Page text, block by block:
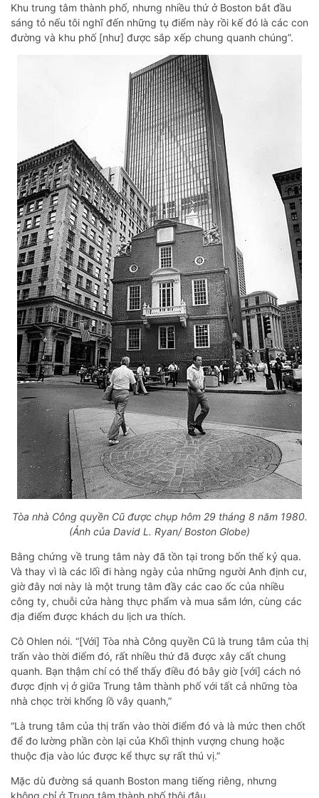
Khu trung tâm thành phố, nhưng nhiều thứ ở Boston bắt đầu
sáng tỏ nếu tôi nghĩ đến những tụ điểm này rồi kế đó là các con
đường và khu phố [như] được sắp xếp chung quanh chúng”.
Tòa nhà Công quyền Cũ được chụp hôm 29 tháng 8 năm 1980.
(Ảnh của David L. Ryan/ Boston Globe)
Bằng chứng về trung tâm này đã tồn tại trong bốn thế kỷ qua.
Và thay vì là các lối đi hàng ngày của những người Anh định cư,
giờ đây nơi này là một trung tâm đầy các cao ốc của nhiều
công ty, chuỗi cửa hàng thực phẩm và mua sắm lớn, cùng các
địa điểm được khách du lịch ưa thích.
Cô Ohlen nói. “[Với] Tòa nhà Công quyền Cũ là trung tâm của thị
trấn vào thời điểm đó, rất nhiều thứ đã được xây cất chung
quanh. Bạn thậm chí có thể thấy điều đó bây giờ [với] cách nó
được định vị ở giữa Trung tâm thành phố với tất cả những tòa
nhà chọc trời khổng lồ vây quanh,”
“Là trung tâm của thị trấn vào thời điểm đó và là mức then chốt
để đo lường phần còn lại của Khối thịnh vượng chung hoặc
thuộc địa vào lúc được kể thực sự rất thú vị.”
Mặc dù đường sá quanh Boston mang tiếng riêng, nhưng